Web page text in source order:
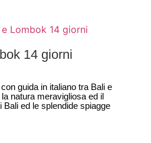
14 giorni
guida in italiano tra Bali e
natura meravigliosa ed il
Bali ed le splendide spiagge